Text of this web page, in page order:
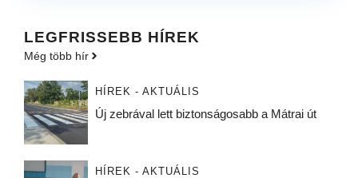
LEGFRISSEBB HÍREK
Még több hír
HÍREK - AKTUÁLIS
Új zebrával lett biztonságosabb a Mátrai út
HÍREK - AKTUÁLIS